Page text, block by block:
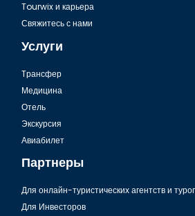
Аэропорт Бодрума, пассажиры-
Tourwix и карьера
Свяжитесь с нами
Услуги
Tрансфер
Медицина
Отель
Экскурсия
Авиабилет
Партнеры
Для онлайн-туристических агентств и
Для Инвесторов